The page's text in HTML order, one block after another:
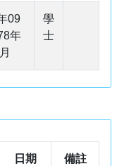
09
年
學
士
日期 備註